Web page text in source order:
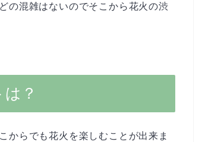
の混雑はないのでそこから花火の渋
？
からでも花火を楽しむことが出来ま